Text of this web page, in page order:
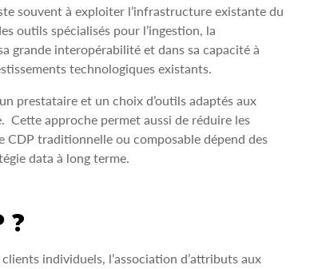
souvent à exploiter l’infrastructure existante du
outils spécialisés pour l’ingestion, la
grande interopérabilité et dans sa capacité à
technologiques existants.
prestataire et un choix d’outils adaptés aux
Cette approche permet aussi de réduire les
traditionnelle ou composable dépend des
data à long terme.
?
individuels, l’association d’attributs aux